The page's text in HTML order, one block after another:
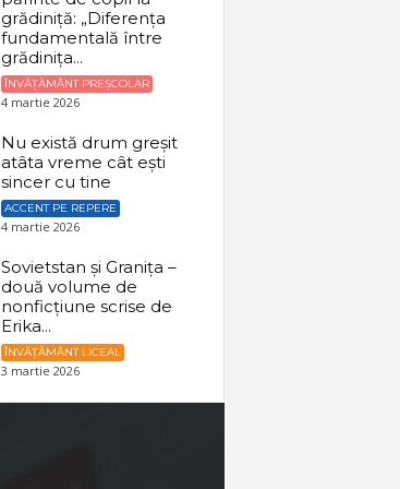
grădiniță: „Diferența
fundamentală între
grădinița...
ÎNVĂȚĂMÂNT PREȘCOLAR
4 martie 2026
Nu există drum greșit
atâta vreme cât ești
sincer cu tine
ACCENT PE REPERE
4 martie 2026
Sovietstan și Granița –
două volume de
nonficțiune scrise de
Erika...
ÎNVĂȚĂMÂNT LICEAL
3 martie 2026